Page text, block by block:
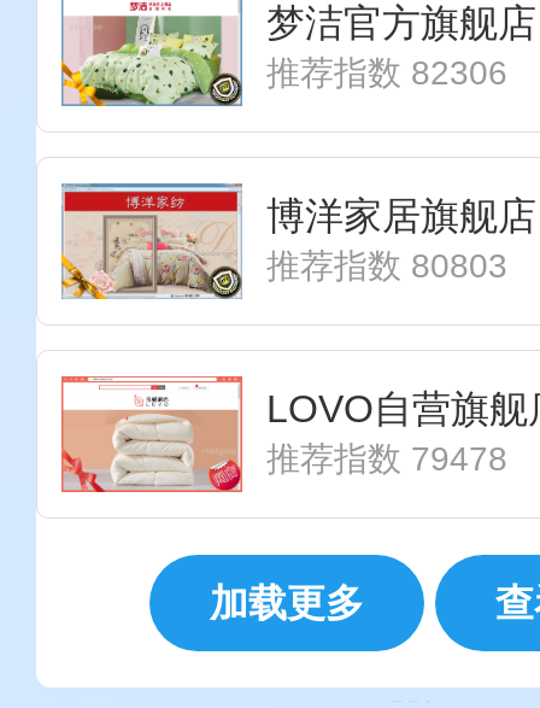
梦洁官方旗舰店
推荐指数 82306
博洋家居旗舰店
推荐指数 80803
LOVO自营旗舰
推荐指数 79478
加载更多